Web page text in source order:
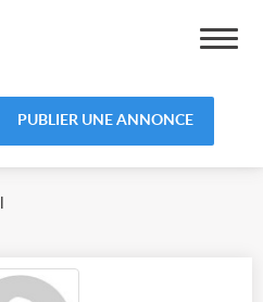
PUBLIER UNE ANNONCE